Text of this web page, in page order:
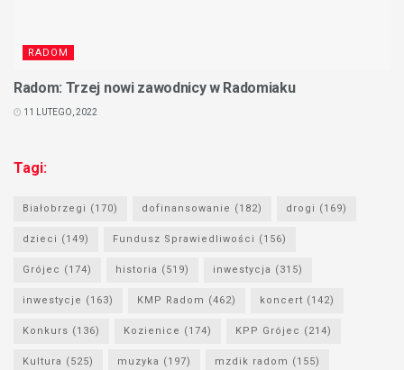
RADOM
Radom: Trzej nowi zawodnicy w Radomiaku
11 LUTEGO, 2022
Tagi:
Białobrzegi (170) dofinansowanie (182) drogi (169)
dzieci (149) Fundusz Sprawiedliwości (156)
Grójec (174) historia (519) inwestycja (315)
inwestycje (163) KMP Radom (462) koncert (142)
Konkurs (136) Kozienice (174) KPP Grójec (214)
Kultura (525) muzyka (197) mzdik radom (155)